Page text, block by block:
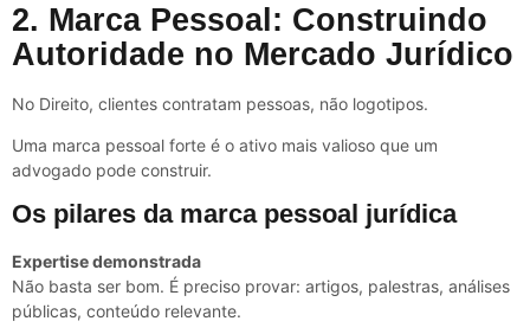
2. Marca Pessoal: Construindo
Autoridade no Mercado Jurídico
No Direito, clientes contratam pessoas, não logotipos.
Uma marca pessoal forte é o ativo mais valioso que um
advogado pode construir.
Os pilares da marca pessoal jurídica
Expertise demonstrada
Não basta ser bom. É preciso provar: artigos, palestras, análises
públicas, conteúdo relevante.